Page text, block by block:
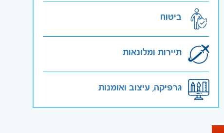
ביטוח
תיירות ומלונאות
גרפיקה, עיצוב ואומנות